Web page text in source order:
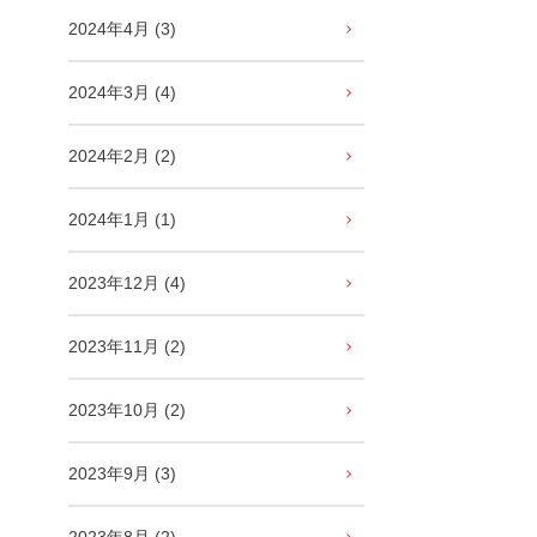
2024年4月 (3)
2024年3月 (4)
2024年2月 (2)
2024年1月 (1)
2023年12月 (4)
2023年11月 (2)
2023年10月 (2)
2023年9月 (3)